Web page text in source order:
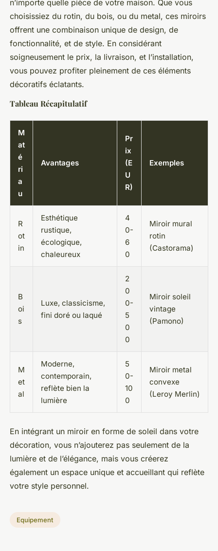
n’importe quelle pièce de votre maison. Que vous
choisissiez du rotin, du bois, ou du metal, ces miroirs
offrent une combinaison unique de design, de
fonctionnalité, et de style. En considérant
soigneusement le prix, la livraison, et l’installation,
vous pouvez profiter pleinement de ces éléments
décoratifs éclatants.
Tableau Récapitulatif
M
at
é
ri
a
u
Avantages
Pr
ix
(E
U
R)
Exemples
R
ot
in
Esthétique
rustique,
écologique,
chaleureux
4
0-
6
0
Miroir mural
rotin
(Castorama)
B
oi
s
Luxe, classicisme,
fini doré ou laqué
2
0
0-
5
0
0
Miroir soleil
vintage
(Pamono)
M
et
al
Moderne,
contemporain,
reflète bien la
lumière
5
0-
10
0
Miroir metal
convexe
(Leroy Merlin)
En intégrant un miroir en forme de soleil dans votre
décoration, vous n’ajouterez pas seulement de la
lumière et de l’élégance, mais vous créerez
également un espace unique et accueillant qui reflète
votre style personnel.
Equipement